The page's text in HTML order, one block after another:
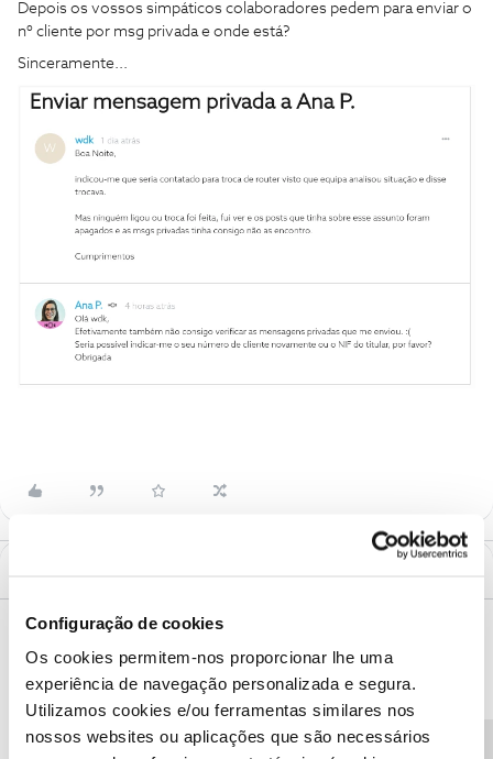
Configuração de cookies
Os cookies permitem-nos proporcionar lhe uma
experiência de navegação personalizada e segura.
Utilizamos cookies e/ou ferramentas similares nos
nossos websites ou aplicações que são necessários
Depois os vossos simpáticos colaboradores pedem para enviar o
nº cliente por msg privada e onde está?
Sinceramente...
Ana P.
@wdk
Tal como lhe indicamos por mensagem privada, estamos a
verificar o que ocorreu para não conseguirmos ter acesso às
mensagens privadas.